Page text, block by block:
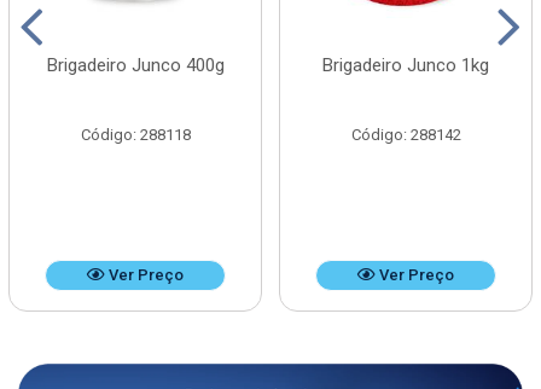
Brigadeiro Junco 400g
Código: 288118
Ver Preço
Brigadeiro Junco 1kg
Código: 288142
Ver Preço